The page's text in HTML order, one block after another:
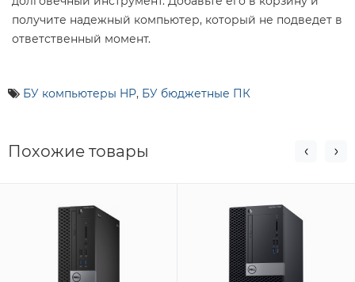
получите надежный компьютер, который не подведет в
ответственный момент.
БУ компьютеры HP, БУ бюджетные ПК
Похожие товары